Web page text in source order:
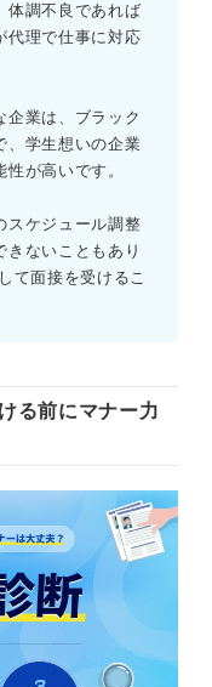
体調不良であれば
代理で仕事に対応
企業は、ブラック
、学生想いの企業
が高いです。
スケジュール調整
きないこともあり
て面接を受けるこ
る前にマナー力